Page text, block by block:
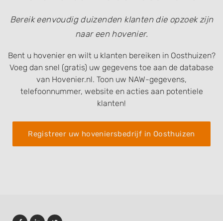
Bereik eenvoudig duizenden klanten die opzoek zijn
naar een hovenier.
Bent u hovenier en wilt u klanten bereiken in Oosthuizen?
Voeg dan snel (gratis) uw gegevens toe aan de database
van Hovenier.nl. Toon uw NAW-gegevens,
telefoonnummer, website en acties aan potentiele
klanten!
Registreer uw hoveniersbedrijf in Oosthuizen